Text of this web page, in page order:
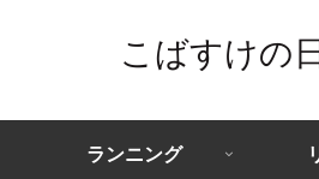
こばすけの
ランニング